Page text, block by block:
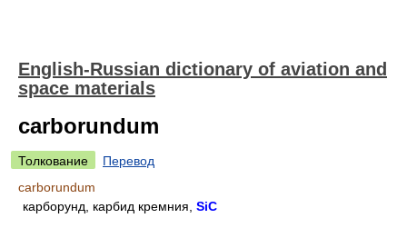
English-Russian dictionary of aviation and
space materials
carborundum
Толкование
Перевод
carborundum
карборунд, карбид кремния, SiC